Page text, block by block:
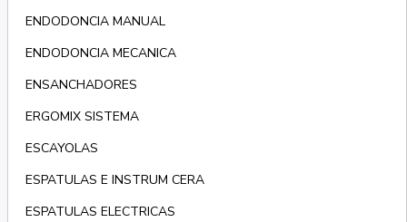
ENDODONCIA MANUAL
ENDODONCIA MECANICA
ENSANCHADORES
ERGOMIX SISTEMA
ESCAYOLAS
ESPATULAS E INSTRUM CERA
ESPATULAS ELECTRICAS